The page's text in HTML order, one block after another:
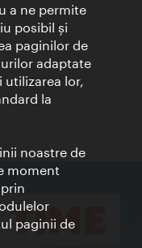
a ne permite
posibil şi
paginilor de
adaptate
utilizarea lor,
la
noastre de
moment
paginii de